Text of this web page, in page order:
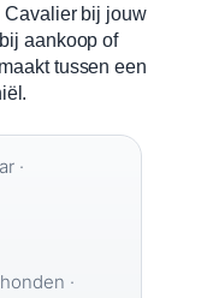
Cavalier bij jouw
aankoop of
tussen een
·
·